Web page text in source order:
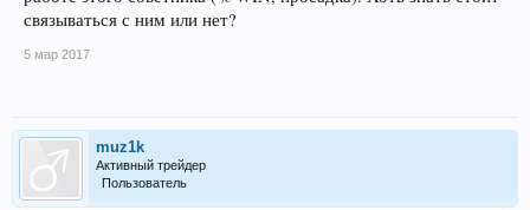
связываться с ним или нет?
5 мар 2017
muz1k
Активный трейдер
Пользователь